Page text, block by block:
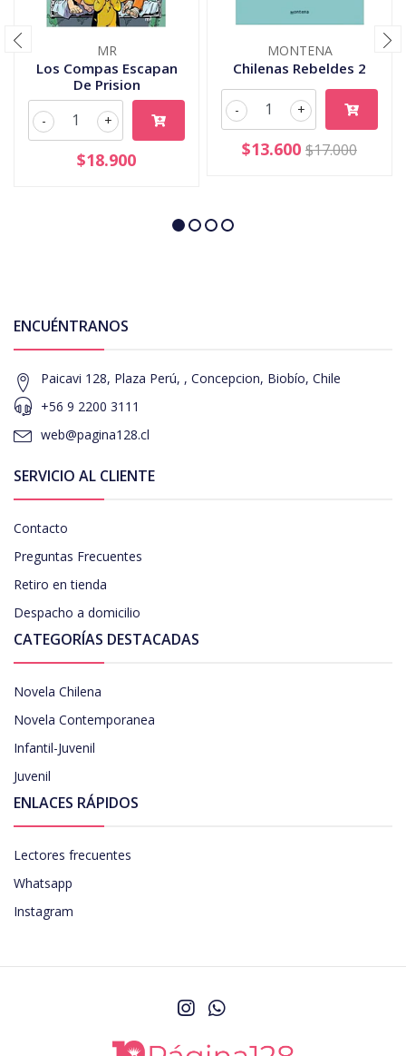
MR
Los Compas Escapan
De Prision
+
-
$18.900
MONTENA
Chilenas Rebeldes 2
+
-
$13.600 $17.000
ENCUÉNTRANOS
Paicavi 128, Plaza Perú, , Concepcion, Biobío, Chile
+56 9 2200 3111
web@pagina128.cl
SERVICIO AL CLIENTE
Contacto
Preguntas Frecuentes
Retiro en tienda
Despacho a domicilio
CATEGORÍAS DESTACADAS
Novela Chilena
Novela Contemporanea
Infantil-Juvenil
Juvenil
ENLACES RÁPIDOS
Lectores frecuentes
Whatsapp
Instagram